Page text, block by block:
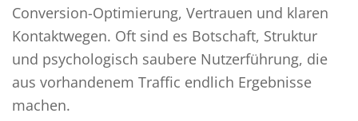
Conversion-Optimierung, Vertrauen und klaren
Kontaktwegen. Oft sind es Botschaft, Struktur
und psychologisch saubere Nutzerführung, die
aus vorhandenem Traffic endlich Ergebnisse
machen.